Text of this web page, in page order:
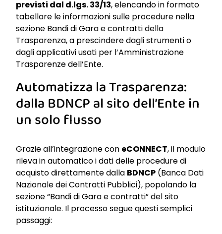
previsti dal d.lgs. 33/13, elencando in formato
tabellare le informazioni sulle procedure nella
sezione Bandi di Gara e contratti della
Trasparenza, a prescindere dagli strumenti o
dagli applicativi usati per l’Amministrazione
Trasparenze dell’Ente.
Automatizza la Trasparenza:
dalla BDNCP al sito dell’Ente in
un solo flusso
Grazie all’integrazione con eCONNECT, il modulo
rileva in automatico i dati delle procedure di
acquisto direttamente dalla BDNCP (Banca Dati
Nazionale dei Contratti Pubblici), popolando la
sezione “Bandi di Gara e contratti” del sito
istituzionale. Il processo segue questi semplici
passaggi: